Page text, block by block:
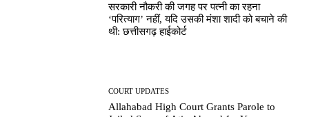
सरकारी नौकरी की जगह पर पत्नी का रहना
‘परित्याग’ नहीं, यदि उसकी मंशा शादी को बचाने की
थी: छत्तीसगढ़ हाईकोर्ट
COURT UPDATES
Allahabad High Court Grants Parole to